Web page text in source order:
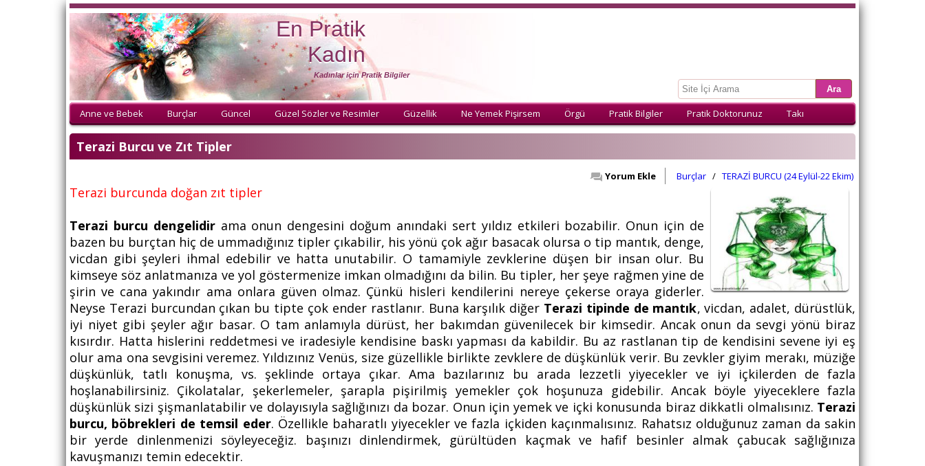
En Pratik
Kadın
Kadınlar için Pratik Bilgiler
Anne ve Bebek Burçlar Güncel Güzel Sözler ve Resimler Güzellik Ne Yemek Pişirsem Örgü Pratik Bilgiler Pratik Doktorunuz Takı
Terazi Burcu ve Zıt Tipler
TERAZİ BURCU (24 Eylül-22 Ekim)
/
Burçlar
Yorum Ekle
Terazi burcunda doğan zıt tipler
Terazi burcu dengelidirama onun dengesini doğum anındaki sert yıldız etkileri bozabilir. Onun için de
bazen bu burçtan hiç de ummadığınız tipler çıkabilir, his yönü çok ağır basacak olursa o tip mantık, denge,
vicdan gibi şeyleri ihmal edebilir ve hatta unutabilir. O tamamiyle zevklerine düşen bir insan olur. Bu
kimseye söz anlatmanıza ve yol göstermenize imkan olmadığını da bilin. Bu tipler, her şeye rağmen yine de
şirin ve cana yakındır ama onlara güven olmaz. Çünkü hisleri kendilerini nereye çekerse oraya giderler.
Neyse Terazi burcundan çıkan bu tipte çok ender rastlanır. Buna karşılık diğer Terazi tipinde de mantık, vicdan, adalet, dürüstlük,
iyi niyet gibi şeyler ağır basar. O tam anlamıyla dürüst, her bakımdan güvenilecek bir kimsedir. Ancak onun da sevgi yönü biraz
kısırdır. Hatta hislerini reddetmesi ve iradesiyle kendisine baskı yapması da kabildir. Bu az rastlanan tip de kendisini sevene iyi eş
olur ama ona sevgisini veremez. Yıldızınız Venüs, size güzellikle birlikte zevklere de düşkünlük verir. Bu zevkler giyim merakı, müziğe
düşkünlük, tatlı konuşma, vs. şeklinde ortaya çıkar. Ama bazılarınız bu arada lezzetli yiyecekler ve iyi içkilerden de fazla
hoşlanabilirsiniz. Çikolatalar, şekerlemeler, şarapla pişirilmiş yemekler çok hoşunuza gidebilir. Ancak böyle yiyeceklere fazla
düşkünlük sizi şişmanlatabilir ve dolayısıyla sağlığınızı da bozar. Onun için yemek ve içki konusunda biraz dikkatli olmalısınız. Terazi
burcu, böbrekleri de temsil eder. Özellikle baharatlı yiyecekler ve fazla içkiden kaçınmalısınız. Rahatsız olduğunuz zaman da sakin
bir yerde dinlenmenizi söyleyeceğiz. başınızı dinlendirmek, gürültüden kaçmak ve hafif besinler almak çabucak sağlığınıza
kavuşmanızı temin edecektir.